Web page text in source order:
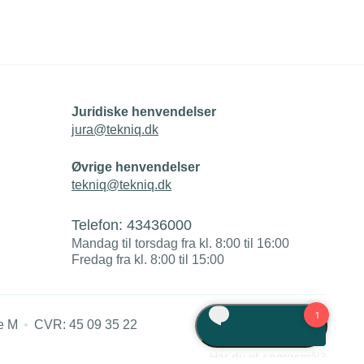
Juridiske henvendelser
jura@tekniq.dk
Øvrige henvendelser
tekniq@tekniq.dk
Telefon: 43436000
Mandag til torsdag fra kl. 8:00 til 16:00
Fredag fra kl. 8:00 til 15:00
M CVR: 45 09 35 22